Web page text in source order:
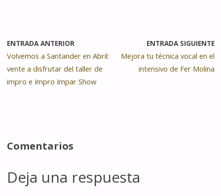
ENTRADA ANTERIOR
Volvemos a Santander en Abril:
vente a disfrutar del taller de
impro e Impro Impar Show
ENTRADA SIGUIENTE
Mejora tu técnica vocal en el
intensivo de Fer Molina
Comentarios
Deja una respuesta